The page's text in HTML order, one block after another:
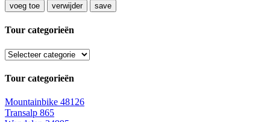
voeg toe verwijder save
Tour categorieën
Tour categorieën
Mountainbike 48126
Transalp 865